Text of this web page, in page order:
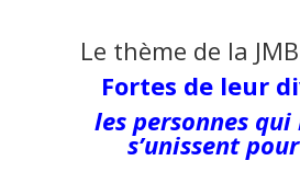
Le thème de la
Fortes de leur
les personnes
s’unissent